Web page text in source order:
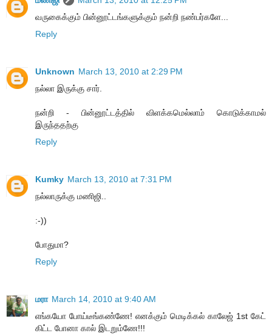
வருகைக்கும் பின்னூட்டங்களுக்கும் நன்றி நண்பர்களே...
Reply
Unknown March 13, 2010 at 2:29 PM
நல்லா இருக்கு சார்.
நன்றி - பின்னூட்டத்தில் விளக்கமெல்லாம் கொடுக்காமல்
இருந்ததற்கு
Reply
Kumky March 13, 2010 at 7:31 PM
நல்லாருக்கு மணிஜி..
:-))
போதுமா?
Reply
மரா March 14, 2010 at 9:40 AM
எங்கயோ போய்டீங்கண்ணே! எனக்கும் மெடிக்கல் காலேஜ் 1st கேட்
கிட்ட போனா கால் இடறும்ணே!!!